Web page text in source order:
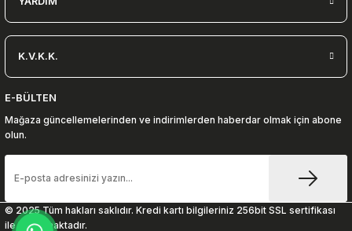
K.V.K.K.
E-BÜLTEN
Mağaza güncellemelerinden ve indirimlerden haberdar olmak için abone
olun.
© 2025 Tüm hakları saklıdır. Kredi kartı bilgileriniz 256bit SSL sertifikası
ile korunmaktadır.